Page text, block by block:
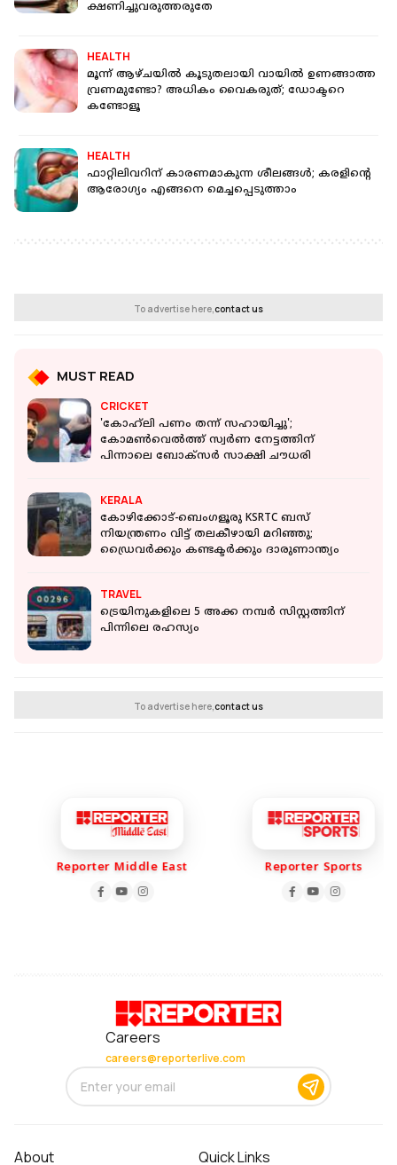
ക്ഷണിച്ചുവരുത്തരുതേ
HEALTH
മൂന്ന് ആഴ്ചയില്‍ കൂടുതലായി വായില്‍ ഉണങ്ങാത്ത
വ്രണമുണ്ടോ? അധികം വൈകരുത്; ഡോക്ടറെ
കണ്ടോളൂ
HEALTH
ഫാറ്റിലിവറിന് കാരണമാകുന്ന ശീലങ്ങള്‍; കരളിന്റെ
ആരോഗ്യം എങ്ങനെ മെച്ചപ്പെടുത്താം
To advertise here,contact us
MUST READ
CRICKET
'കോഹ്‍ലി പണം തന്ന് സഹായിച്ചു';
കോമൺവെൽത്ത് സ്വർണ നേട്ടത്തിന്
പിന്നാലെ ബോക്‌സർ സാക്ഷി ചൗധരി
KERALA
കോഴിക്കോട്-ബെംഗളൂരു KSRTC ബസ്
നിയന്ത്രണം വിട്ട് തലകീഴായി മറിഞ്ഞു;
ഡ്രെെവർക്കും കണ്ടക്ടർക്കും ദാരുണാന്ത്യം
TRAVEL
ട്രെയിനുകളിലെ 5 അക്ക നമ്പര്‍ സിസ്റ്റത്തിന്
പിന്നിലെ രഹസ്യം
To advertise here,contact us
Reporter Middle East Reporter Sports
Careers
careers@reporterlive.com
About Quick Links